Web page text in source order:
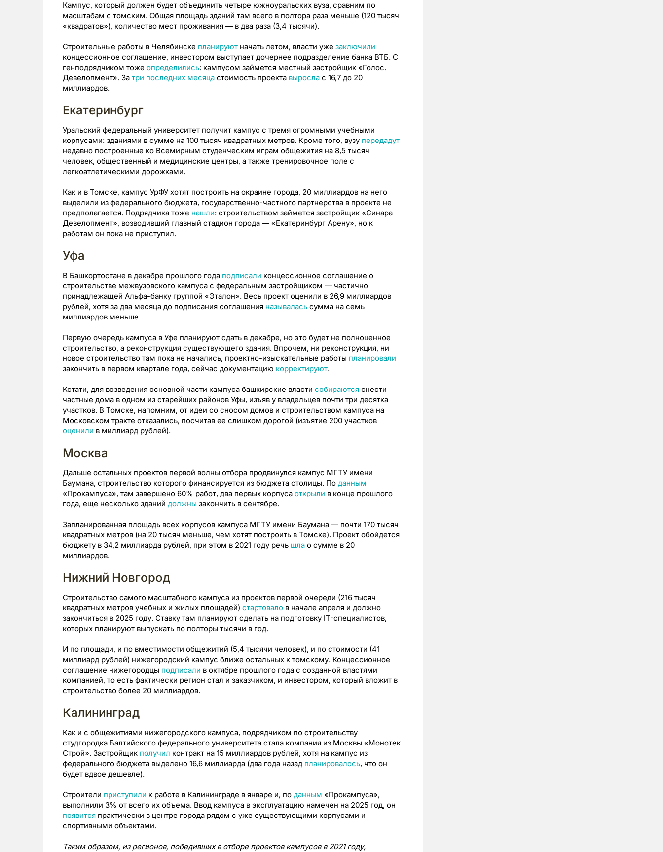
Кампус, который должен будет объединить четыре южноуральских вуза, сравним по
масштабам с томским. Общая площадь зданий там всего в полтора раза меньше (120 тысяч
«квадратов»), количество мест проживания — в два раза (3,4 тысячи).
Строительные работы в Челябинске планируют начать летом, власти уже заключили
концессионное соглашение, инвестором выступает дочернее подразделение банка ВТБ. С
генподрядчиком тоже определились: кампусом займется местный застройщик «Голос.
Девелопмент». За три последних месяца стоимость проекта выросла с 16,7 до 20
миллиардов.
Екатеринбург
Уральский федеральный университет получит кампус с тремя огромными учебными
корпусами: зданиями в сумме на 100 тысяч квадратных метров. Кроме того, вузу передадут
недавно построенные ко Всемирным студенческим играм общежития на 8,5 тысяч
человек, общественный и медицинские центры, а также тренировочное поле с
легкоатлетическими дорожками.
Как и в Томске, кампус УрФУ хотят построить на окраине города, 20 миллиардов на него
выделили из федерального бюджета, государственно-частного партнерства в проекте не
предполагается. Подрядчика тоже нашли: строительством займется застройщик «Синара-
Девелопмент», возводивший главный стадион города — «Екатеринбург Арену», но к
работам он пока не приступил.
Уфа
В Башкортостане в декабре прошлого года подписали концессионное соглашение о
строительстве межвузовского кампуса с федеральным застройщиком — частично
принадлежащей Альфа-банку группой «Эталон». Весь проект оценили в 26,9 миллиардов
рублей, хотя за два месяца до подписания соглашения называлась сумма на семь
миллиардов меньше.
Первую очередь кампуса в Уфе планируют сдать в декабре, но это будет не полноценное
строительство, а реконструкция существующего здания. Впрочем, ни реконструкция, ни
новое строительство там пока не начались, проектно-изыскательные работы планировали
закончить в первом квартале года, сейчас документацию корректируют.
Кстати, для возведения основной части кампуса башкирские власти собираются снести
частные дома в одном из старейших районов Уфы, изъяв у владельцев почти три десятка
участков. В Томске, напомним, от идеи со сносом домов и строительством кампуса на
Московском тракте отказались, посчитав ее слишком дорогой (изъятие 200 участков
оценили в миллиард рублей).
Москва
Дальше остальных проектов первой волны отбора продвинулся кампус МГТУ имени
Баумана, строительство которого финансируется из бюджета столицы. По данным
«Прокампуса», там завершено 60% работ, два первых корпуса открыли в конце прошлого
года, еще несколько зданий должны закончить в сентябре.
Запланированная площадь всех корпусов кампуса МГТУ имени Баумана — почти 170 тысяч
квадратных метров (на 20 тысяч меньше, чем хотят построить в Томске). Проект обойдется
бюджету в 34,2 миллиарда рублей, при этом в 2021 году речь шла о сумме в 20
миллиардов.
Нижний Новгород
Строительство самого масштабного кампуса из проектов первой очереди (216 тысяч
квадратных метров учебных и жилых площадей) стартовало в начале апреля и должно
закончиться в 2025 году. Ставку там планируют сделать на подготовку IT-специалистов,
которых планируют выпускать по полторы тысячи в год.
И по площади, и по вместимости общежитий (5,4 тысячи человек), и по стоимости (41
миллиард рублей) нижегородский кампус ближе остальных к томскому. Концессионное
соглашение нижегородцы подписали в октябре прошлого года с созданной властями
компанией, то есть фактически регион стал и заказчиком, и инвестором, который вложит в
строительство более 20 миллиардов.
Калининград
Как и с общежитиями нижегородского кампуса, подрядчиком по строительству
студгородка Балтийского федерального университета стала компания из Москвы «Монотек
Строй». Застройщик получил контракт на 15 миллиардов рублей, хотя на кампус из
федерального бюджета выделено 16,6 миллиарда (два года назад планировалось, что он
будет вдвое дешевле).
Строители приступили к работе в Калининграде в январе и, по данным «Прокампуса»,
выполнили 3% от всего их объема. Ввод кампуса в эксплуатацию намечен на 2025 год, он
появится практически в центре города рядом с уже существующими корпусами и
спортивными объектами.
Таким образом, из регионов, победивших в отборе проектов кампусов в 2021 году,